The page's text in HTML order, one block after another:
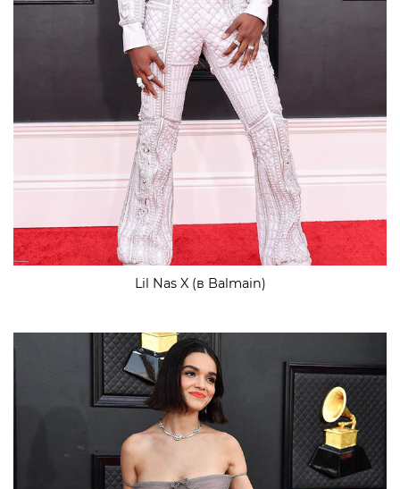
Lil Nas X (в Balmain)